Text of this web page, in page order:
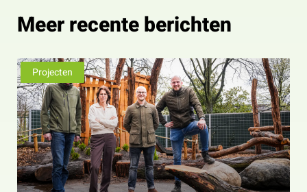
Meer recente berichten
Projecten